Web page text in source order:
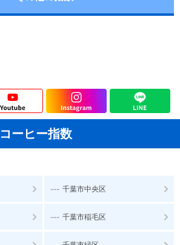
ーヒー指数
--- 千葉市中央区
--- 千葉市稲毛区